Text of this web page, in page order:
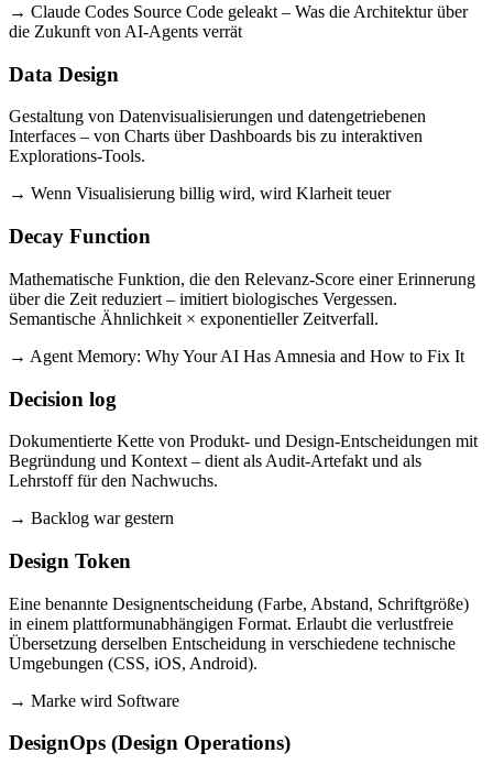
→ Claude Codes Source Code geleakt – Was die Architektur über
die Zukunft von AI-Agents verrät
Data Design
Gestaltung von Datenvisualisierungen und datengetriebenen
Interfaces – von Charts über Dashboards bis zu interaktiven
Explorations-Tools.
→ Wenn Visualisierung billig wird, wird Klarheit teuer
Decay Function
Mathematische Funktion, die den Relevanz-Score einer Erinnerung
über die Zeit reduziert – imitiert biologisches Vergessen.
Semantische Ähnlichkeit × exponentieller Zeitverfall.
→ Agent Memory: Why Your AI Has Amnesia and How to Fix It
Decision log
Dokumentierte Kette von Produkt- und Design-Entscheidungen mit
Begründung und Kontext – dient als Audit-Artefakt und als
Lehrstoff für den Nachwuchs.
→ Backlog war gestern
Design Token
Eine benannte Designentscheidung (Farbe, Abstand, Schriftgröße)
in einem plattformunabhängigen Format. Erlaubt die verlustfreie
Übersetzung derselben Entscheidung in verschiedene technische
Umgebungen (CSS, iOS, Android).
→ Marke wird Software
DesignOps (Design Operations)